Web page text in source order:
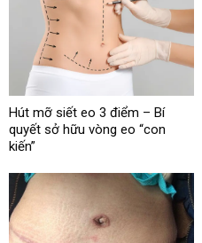
Hút mỡ siết eo 3 điểm – Bí
quyết sở hữu vòng eo “con
kiến”